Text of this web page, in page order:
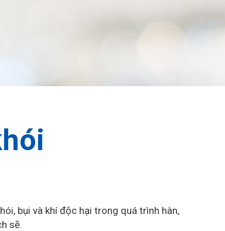
bụi và khí độc hại trong quá trình hàn,
sẽ.